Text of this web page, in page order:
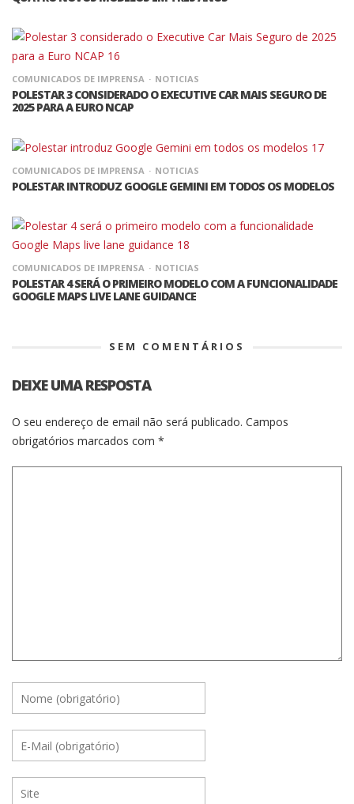
COMUNICADOS DE IMPRENSA NOTICIAS
POLESTAR 3 CONSIDERADO O EXECUTIVE CAR MAIS SEGURO DE
2025 PARA A EURO NCAP
COMUNICADOS DE IMPRENSA NOTICIAS
POLESTAR INTRODUZ GOOGLE GEMINI EM TODOS OS MODELOS
COMUNICADOS DE IMPRENSA NOTICIAS
POLESTAR 4 SERÁ O PRIMEIRO MODELO COM A FUNCIONALIDADE
GOOGLE MAPS LIVE LANE GUIDANCE
SEM COMENTÁRIOS
DEIXE UMA RESPOSTA
O seu endereço de email não será publicado. Campos
obrigatórios marcados com *